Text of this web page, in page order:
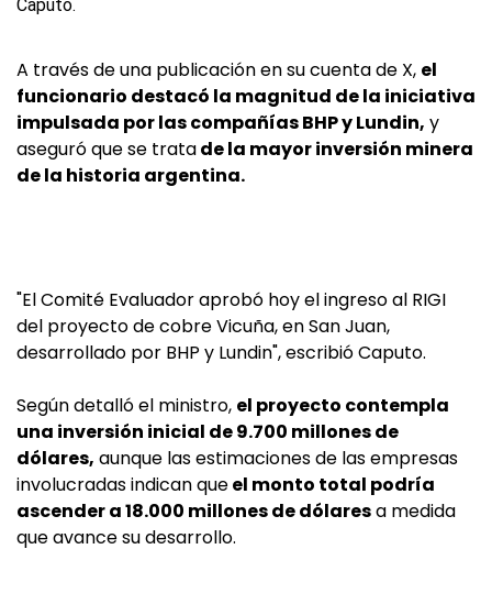
A través de una publicación en su cuenta de X, el
funcionario destacó la magnitud de la iniciativa
impulsada por las compañías BHP y Lundin, y
aseguró que se tratade la mayor inversión minera
de la historia argentina.
"El Comité Evaluador aprobó hoy el ingreso al RIGI
del proyecto de cobre Vicuña, en San Juan,
desarrollado por BHP y Lundin", escribió Caputo.
Según detalló el ministro, el proyecto contempla
una inversión inicial de 9.700 millones de
dólares, aunque las estimaciones de las empresas
involucradas indican queel monto total podría
ascender a 18.000 millones de dólaresa medida
que avance su desarrollo.